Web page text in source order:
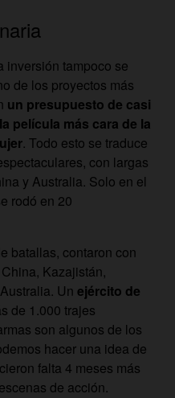
inversión tampoco se
de los proyectos más
un presupuesto de casi
la película más cara de la
. Todo esto se traduce
con largas
y Australia. Solo en el
rodó en 20
batallas, contaron con
Kazajistán,
Un ejército de
de 1.000 trajes
son algunos de los
hacer una idea de
falta 4 meses más
de acción.